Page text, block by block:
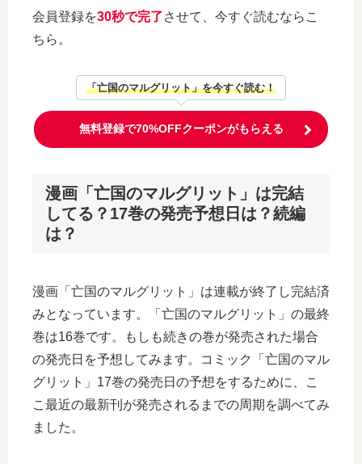
会員登録を30秒で完了させて、今すぐ読むならこ
ちら。
「亡国のマルグリット」を今すぐ読む！
無料登録で70%OFFクーポンがもらえる
漫画「亡国のマルグリット」は完結
してる？17巻の発売予想日は？続編
は？
漫画「亡国のマルグリット」は連載が終了し完結済
みとなっています。「亡国のマルグリット」の最終
巻は16巻です。もしも続きの巻が発売された場合
の発売日を予想してみます。コミック「亡国のマル
グリット」17巻の発売日の予想をするために、こ
こ最近の最新刊が発売されるまでの周期を調べてみ
ました。